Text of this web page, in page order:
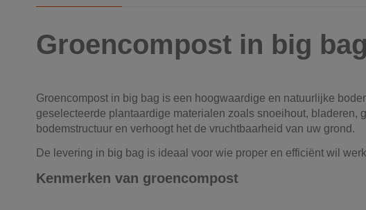
Groencompost in big
Groencompost in big bag is een hoogwaardige en natuurlijke
geselecteerde plantaardige materialen zoals snoeihout, bladeren,
bodemstructuur en verhoogt het de vruchtbaarheid van uw grond.
De levering in big bag is ideaal voor wie proper en efficiënt wil
Kenmerken van groencompost